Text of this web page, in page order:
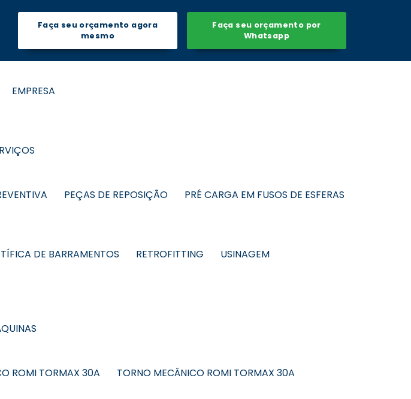
Faça seu orçamento agora
mesmo
Faça seu orçamento por
Whatsapp
EMPRESA
PEÇAS DE REPOSIÇÃO PRÉ CARGA EM FUSOS DE ESFERAS
DE BARRAMENTOS RETROFITTING USINAGEM
ROMI TORMAX 30A TORNO MECÂNICO ROMI TORMAX 30A